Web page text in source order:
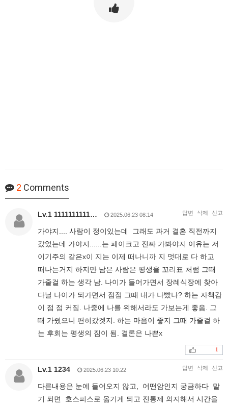
2 Comments
Lv.1 1111111111… 2025.06.23 08:14 답변 삭제 신고
가야지.... 사람이 정이있는데 그래도 과거 결혼 직전까지
갔었는데 가야지......는 페이크고 진짜 가봐야지 이유는 저
이기주의 같은x이 지는 이제 떠나니까 지 멋대로 다 하고
떠나는거지 하지만 남은 사람은 평생을 꼬리표 처럼 그때
가줄걸 하는 생각 남. 나이가 들어가면서 장례식장에 찾아
다닐 나이가 되가면서 점점 그때 내가 나빴나? 하는 자책감
이 점 점 커짐. 나중에 나를 위해서라도 가보는게 좋음. 그
때 가줬으니 편히갔겟지. 하는 마음이 좋지 그때 가줄걸 하
는 후회는 평생의 짐이 됨. 결론은 나쁜x
1
Lv.1 1234 2025.06.23 10:22 답변 삭제 신고
다른내용은 눈에 들어오지 않고, 어떤암인지 궁금하다 말
기 되면 호스피스로 옮기게 되고 진통제 의지해서 시간을